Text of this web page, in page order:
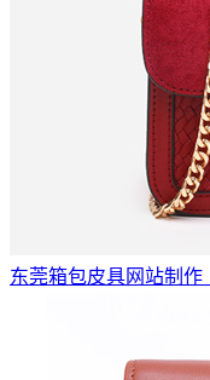
东莞箱包皮具网站制